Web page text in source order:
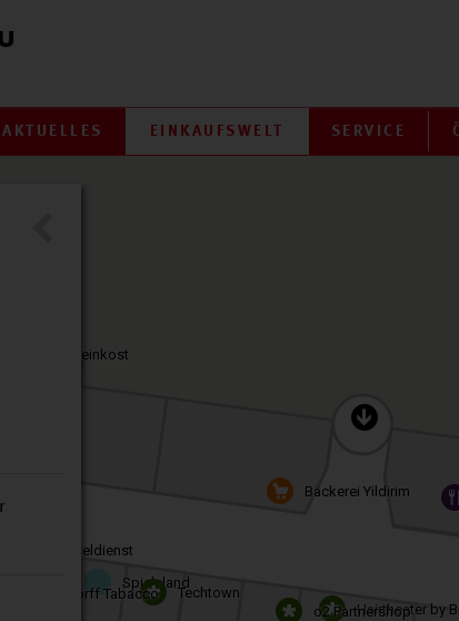
AKTUELLES EINKAUFSWELT SERVICE
Express
Bäckerei Yildirim
& Schlüsseldienst
Hairtheater by
o2 Partnershop
Kebab & Feinkost
Spieleland
Techtown
Wolsdorff Tabacco